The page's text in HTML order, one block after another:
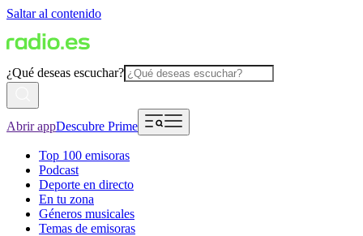
Saltar al contenido
¿Qué deseas escuchar?
Abrir appDescubre Prime
Top 100 emisoras
Podcast
Deporte en directo
En tu zona
Géneros musicales
Temas de emisoras